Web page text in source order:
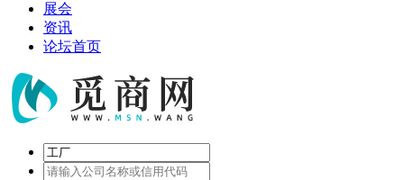
展会
资讯
论坛首页